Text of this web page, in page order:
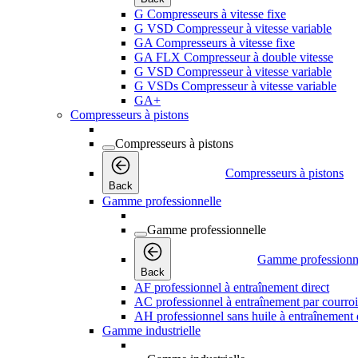
G Compresseurs à vitesse fixe
G VSD Compresseur à vitesse variable
GA Compresseurs à vitesse fixe
GA FLX Compresseur à double vitesse
G VSD Compresseur à vitesse variable
G VSDs Compresseur à vitesse variable
GA+
Compresseurs à pistons
Compresseurs à pistons
Back
Compresseurs à pistons
Gamme professionnelle
Gamme professionnelle
Back
Gamme
AF professionnel à entraînement direct
AC professionnel à entraînement par
AH professionnel sans huile à entraînement
Gamme industrielle